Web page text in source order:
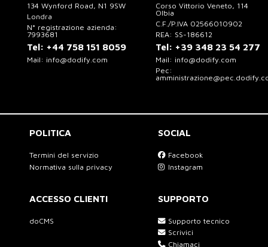
134 Wynford Road, N1 9SW
Londra
N° registrazione azienda:
7993681
Tel: +44 758 151 8059
Mail: info@dodify.com
Corso Vittorio Veneto, 114
Olbia
C.F./P.IVA 02566010902
REA: SS-186612
Tel: +39 348 23 54 277
Mail: info@dodify.com
Pec:
POLITICA
Termini del servizio
Normativa sulla privacy
SOCIAL
Facebook
Instagram
ACCESSO CLIENTI
doCMS
SUPPORTO
Supporto tecnico
Scrivici
Chiamaci